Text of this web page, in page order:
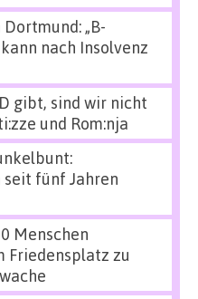
„B-
nach Insolvenz
gibt, sind wir nicht
und Rom:nja
fünf Jahren
Menschen
Friedensplatz zu